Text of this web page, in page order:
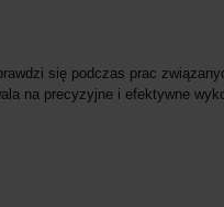
się podczas prac
na precyzyjne i efektywne